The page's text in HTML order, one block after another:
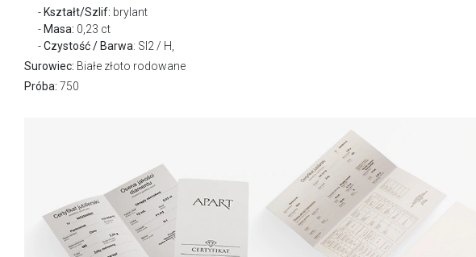
Kształt/Szlif: brylant
Masa: 0,23 ct
Czystość / Barwa: SI2 / H,
Surowiec: Białe złoto rodowane
Próba: 750